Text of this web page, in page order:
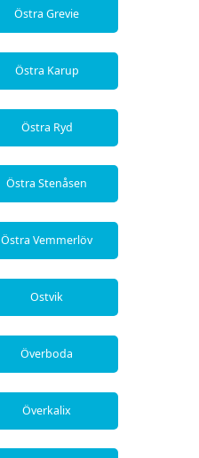
Östra Grevie
Östra Karup
Östra Ryd
Östra Stenåsen
Östra Vemmerlöv
Ostvik
Överboda
Överkalix